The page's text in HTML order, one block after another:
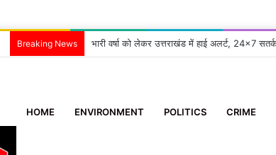
Breaking News भारी वर्षा को लेकर उत्तराखंड में हाई अलर्ट, 24×7
HOME ENVIRONMENT POLITICS CRIME